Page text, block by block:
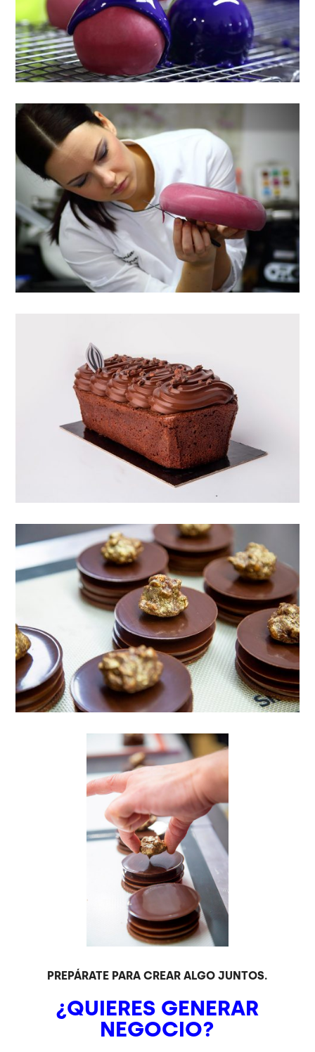
PREPÁRATE PARA CREAR ALGO JUNTOS.
¿QUIERES GENERAR
NEGOCIO?